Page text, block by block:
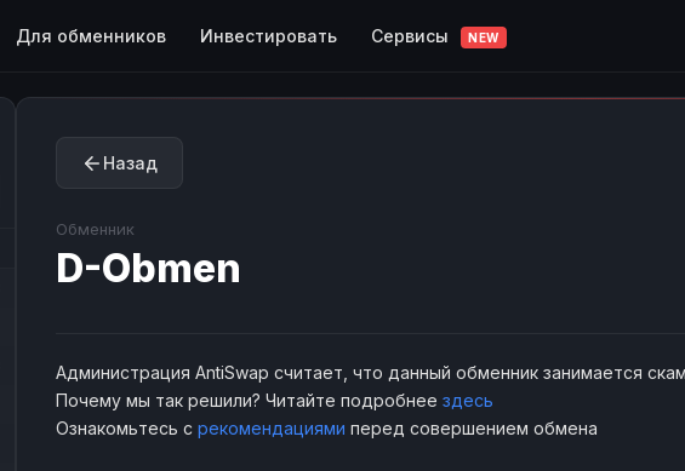
Для обменников Инвестировать Сервисы NEW
Назад
Обменник
D-Obmen
Администрация AntiSwap считает, что данный обменник занимается
Почему мы так решили? Читайте подробнее здесь
Ознакомьтесь с рекомендациями перед совершением обмена